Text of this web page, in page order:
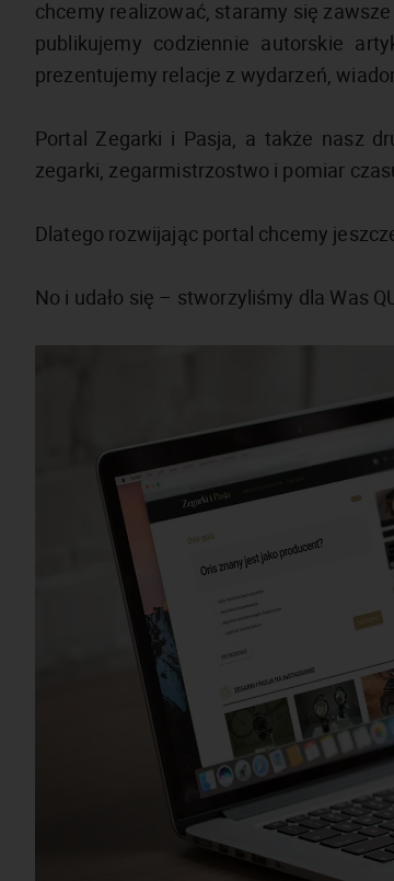
chcemy realizować, staramy się
publikujemy codziennie autorskie
prezentujemy relacje z wydarzeń,
Portal Zegarki i Pasja, a także nasz
zegarki, zegarmistrzostwo i pomiar
Dlatego rozwijając portal chcemy
No i udało się – stworzyliśmy dla Was